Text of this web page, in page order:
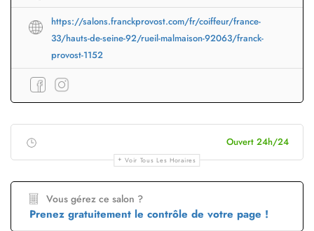
https://salons.franckprovost.com/fr/coiffeur/france-
33/hauts-de-seine-92/rueil-malmaison-92063/franck-
provost-1152
Ouvert 24h/24
Voir Tous Les Horaires
Vous gérez ce salon ?
Prenez gratuitement le contrôle de votre page !